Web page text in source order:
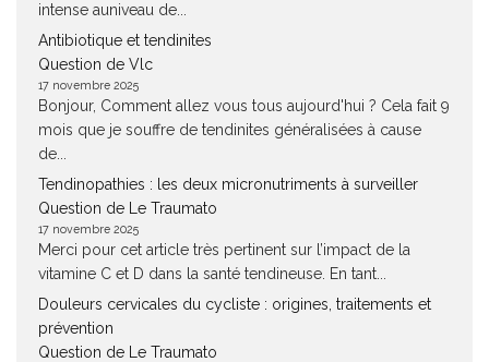
intense auniveau de...
Antibiotique et tendinites
Question de Vlc
17 novembre 2025
Bonjour, Comment allez vous tous aujourd'hui ? Cela fait 9
mois que je souffre de tendinites généralisées à cause
de...
Tendinopathies : les deux micronutriments à surveiller
Question de Le Traumato
17 novembre 2025
Merci pour cet article très pertinent sur l’impact de la
vitamine C et D dans la santé tendineuse. En tant...
Douleurs cervicales du cycliste : origines, traitements et
prévention
Question de Le Traumato